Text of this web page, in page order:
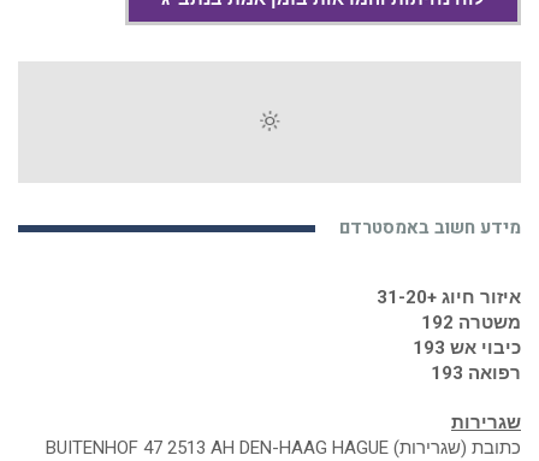
מידע חשוב באמסטרדם
איזור חיוג +31-20
משטרה 192
כיבוי אש 193
רפואה 193
שגרירות
כתובת (שגרירות) BUITENHOF 47 2513 AH DEN-HAAG HAGUE